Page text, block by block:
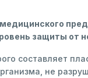
защиты от
составляет
не